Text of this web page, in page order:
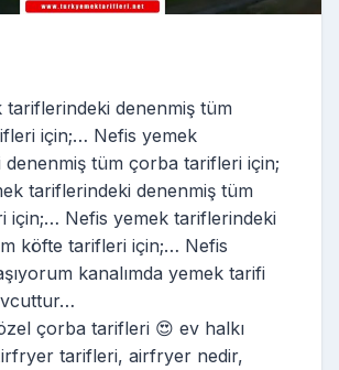
tariflerindeki denenmiş tüm
için;… Nefis yemek
denenmiş tüm çorba tarifleri için;
tariflerindeki denenmiş tüm
için;… Nefis yemek tariflerindeki
köfte tarifleri için;… Nefis
kanalımda yemek tarifi
çorba tarifleri 😍 ev halkı
tarifleri, airfryer nedir,